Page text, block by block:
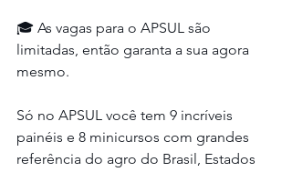
🎓 As vagas para o APSUL são
limitadas, então garanta a sua agora
mesmo.
Só no APSUL você tem 9 incríveis
painéis e 8 minicursos com grandes
referência do agro do Brasil, Estados